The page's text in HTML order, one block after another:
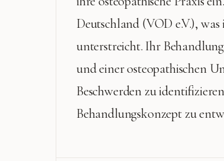
Deutschland (VOD e.V.),
unterstreicht. Ihr
und einer osteopathischen
Beschwerden zu
Behandlungskonzept zu